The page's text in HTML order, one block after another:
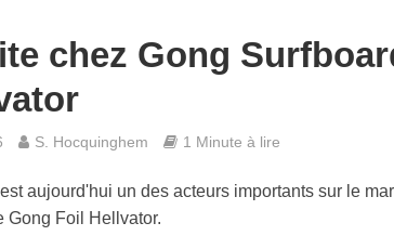
chez Gong
S. Hocquinghem 1 Minute à lire
aujourd'hui un des acteurs importants sur le
Gong Foil Hellvator.